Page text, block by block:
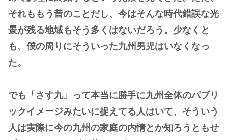
それももう昔のことだし、今はそんな時代錯誤な光
景が残る地域もそう多くはないだろう。少なくと
も、僕の周りにそういった九州男児はいなくなっ
た。
でも「さす九」って本当に勝手に九州全体のパブリ
ックイメージみたいに捉えてる人はいて、そういう
人は実際に今の九州の家庭の内情とか知ろうともせ